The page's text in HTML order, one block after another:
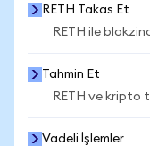
RETH Takas Et
RETH ile
Tahmin Et
RETH ve kripto
Vadeli İşlemler